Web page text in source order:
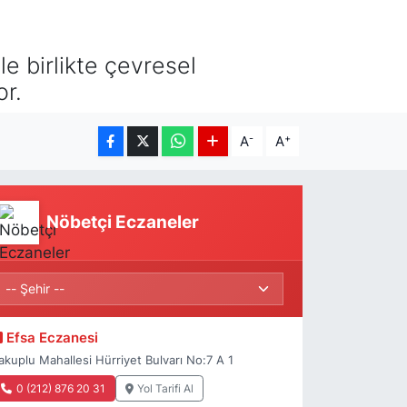
birlikte çevresel
A- A+
Nöbetçi Eczaneler
Efsa Eczanesi
Mahallesi Hürriyet Bulvarı No:7 A 1
0 (212) 876 20 31 Yol Tarifi Al